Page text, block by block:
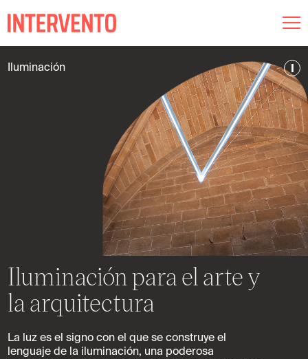
Museografía
Esp
I
Iluminación
Iluminación para el arte y
la arquitectura
La luz es el signo con el que se construye el
lenguaje de la iluminación, una poderosa